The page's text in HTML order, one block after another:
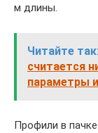
м длины.
Читайте
считается
параметры
Профили в